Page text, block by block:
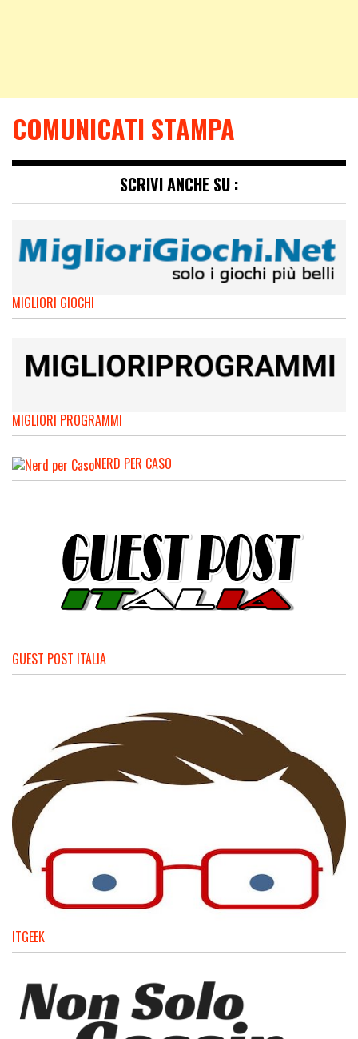
COMUNICATI STAMPA
SCRIVI ANCHE SU :
MIGLIORI GIOCHI
MIGLIORI PROGRAMMI
NERD PER CASO
GUEST POST ITALIA
ITGEEK